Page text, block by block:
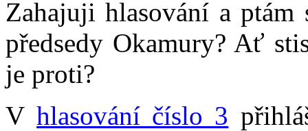
Zahajuji hlasování a ptám
předsedy Okamury? Ať
je proti?
Vhlasování číslo 3